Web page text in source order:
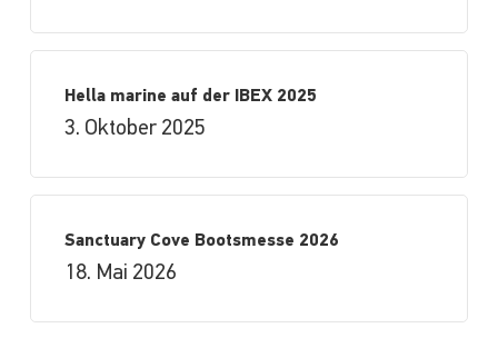
Hella marine auf der IBEX 2025
3. Oktober 2025
Sanctuary Cove Bootsmesse 2026
18. Mai 2026